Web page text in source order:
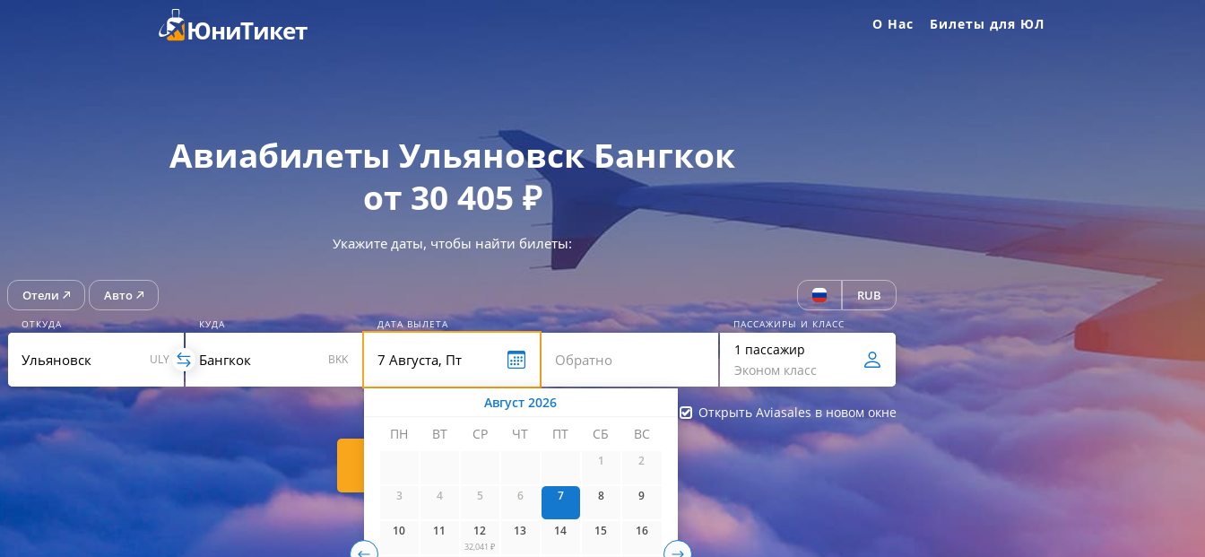
ЮниТикет О Нас Билеты для ЮЛ
Авиабилеты Ульяновск Бангкок
от 30 405 ₽
Укажите даты, чтобы найти билеты:
Отели Авто RUB
ОТКУДА
ULY
КУДА
BKK
ДАТА ВЫЛЕТА
Август 2026
ПН
ВТ СР ЧТ ПТ СБ ВС
1 2
3 4 5 6 7 8 9
10 11 12
32,041 ₽
13 14 15 16
ПАССАЖИРЫ И КЛАСС
1 пассажир
Эконом класс
Открыть Aviasales в новом окне